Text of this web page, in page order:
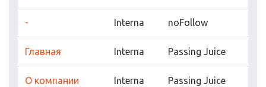
- Interna noFollow
Главная Interna Passing Juice
О компании Interna Passing Juice